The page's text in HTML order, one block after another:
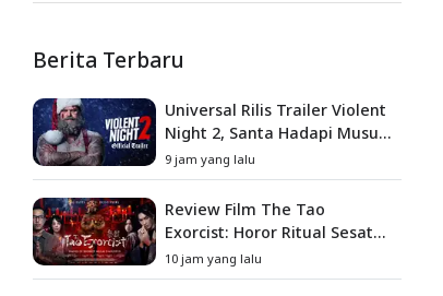
Berita Terbaru
Universal Rilis Trailer Violent
Night 2, Santa Hadapi Musuh
Baru
9 jam yang lalu
Review Film The Tao
Exorcist: Horor Ritual Sesat
Taiwan yang Penuh Misteri
dan Teror Psikologis
10 jam yang lalu